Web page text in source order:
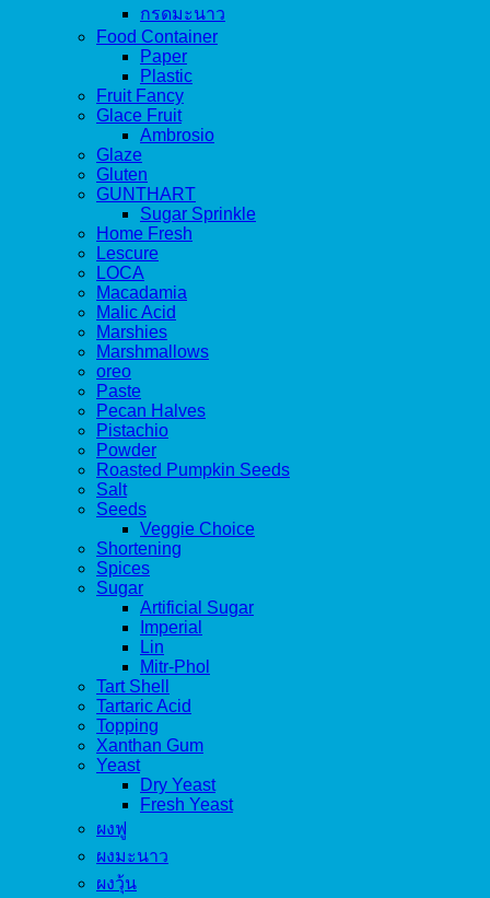
กรดมะนาว
Food Container
Paper
Plastic
Fruit Fancy
Glace Fruit
Ambrosio
Glaze
Gluten
GUNTHART
Sugar Sprinkle
Home Fresh
Lescure
LOCA
Macadamia
Malic Acid
Marshies
Marshmallows
oreo
Paste
Pecan Halves
Pistachio
Powder
Roasted Pumpkin Seeds
Salt
Seeds
Veggie Choice
Shortening
Spices
Sugar
Artificial Sugar
Imperial
Lin
Mitr-Phol
Tart Shell
Tartaric Acid
Topping
Xanthan Gum
Yeast
Dry Yeast
Fresh Yeast
ผงฟู
ผงมะนาว
ผงวุ้น